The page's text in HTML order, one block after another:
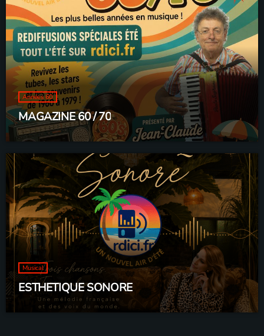
Années 60
MAGAZINE 60 / 70
Musical
ESTHETIQUE SONORE